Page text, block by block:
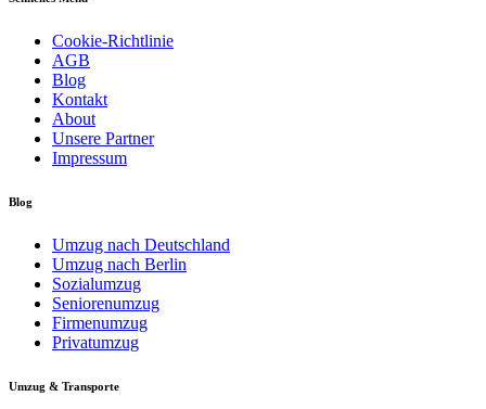
Cookie-Richtlinie
AGB
Blog
Kontakt
About
Unsere Partner
Impressum
Blog
Umzug nach Deutschland
Umzug nach Berlin
Sozialumzug
Seniorenumzug
Firmenumzug
Privatumzug
Umzug & Transporte